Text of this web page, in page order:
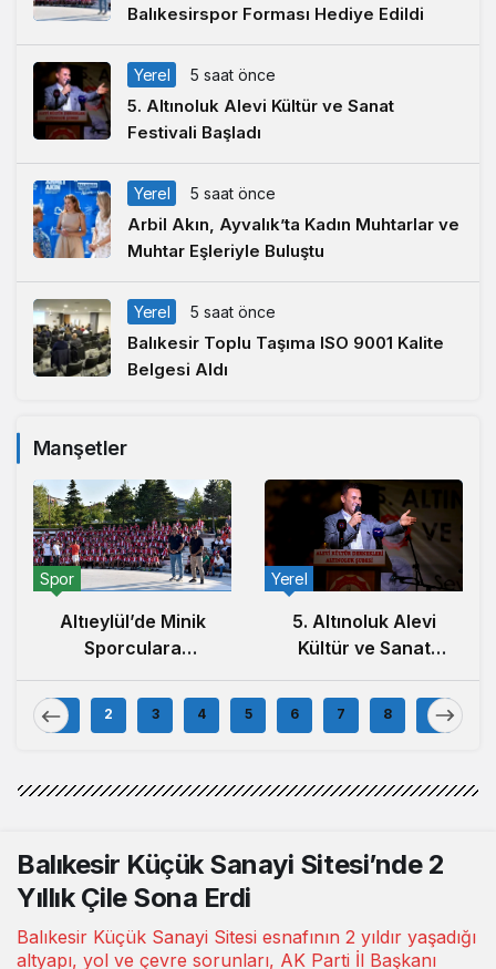
Balıkesirspor Forması Hediye Edildi
Yerel 5 saat önce
5. Altınoluk Alevi Kültür ve Sanat
Festivali Başladı
Yerel 5 saat önce
Arbil Akın, Ayvalık’ta Kadın Muhtarlar ve
Muhtar Eşleriyle Buluştu
Yerel 5 saat önce
Balıkesir Toplu Taşıma ISO 9001 Kalite
Belgesi Aldı
Manşetler
Yerel
5. Altınoluk Alevi
Kültür ve Sanat
Yerel
Ayvalık’ta Kadın
Muhtarlar ve
Muhtar Eşleriyle
Buluştu
1 2 3 4 5 6 7 8 9
Balıkesir Küçük Sanayi Sitesi’nde 2
Yıllık Çile Sona Erdi
Balıkesir Küçük Sanayi Sitesi esnafının 2 yıldır yaşadığı
altyapı, yol ve çevre sorunları, AK Parti İl Başkanı